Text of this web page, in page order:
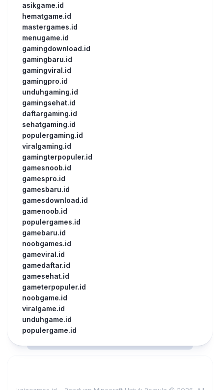
asikgame.id
hematgame.id
mastergames.id
menugame.id
gamingdownload.id
gamingbaru.id
gamingviral.id
gamingpro.id
unduhgaming.id
gamingsehat.id
daftargaming.id
sehatgaming.id
populergaming.id
viralgaming.id
gamingterpopuler.id
gamesnoob.id
gamespro.id
gamesbaru.id
gamesdownload.id
gamenoob.id
populergames.id
gamebaru.id
noobgames.id
gameviral.id
gamedaftar.id
gamesehat.id
gameterpopuler.id
noobgame.id
viralgame.id
unduhgame.id
populergame.id